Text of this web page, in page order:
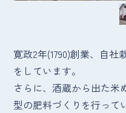
寛政2年(1790)創業、自社
をしています。
さらに、酒蔵から出た米
型の肥料づくりを行って